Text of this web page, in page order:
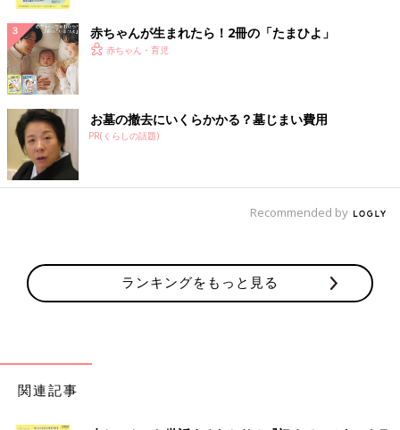
赤ちゃんが生まれたら！2冊の「たまひよ」
赤ちゃん・育児
お墓の撤去にいくらかかる？墓じまい費用
PR(くらしの話題)
Recommended by
ランキングをもっと見る
関連記事